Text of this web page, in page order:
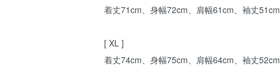
着丈71cm、身幅72cm、肩幅61cm、袖丈51cm
[ XL ]
着丈74cm、身幅75cm、肩幅64cm、袖丈52cm